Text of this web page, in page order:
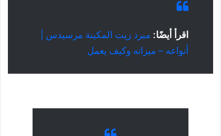
اقرأ أيضًا: مبرد زيت المكينة مرسيدس |
أنواعه – ميزاته وكيف يعمل